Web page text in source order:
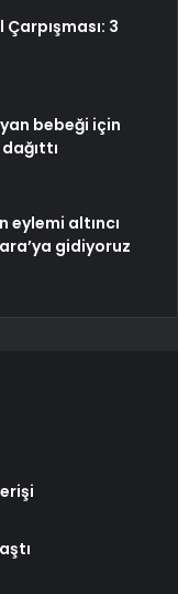
3
bebeği için
eylemi altıncı
gidiyoruz